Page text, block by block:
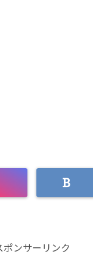
ポンサーリンク